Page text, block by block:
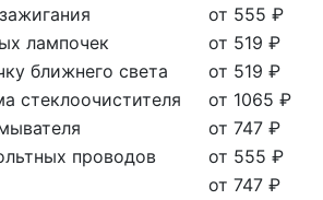
от 555 ₽
лампочек
от 519 ₽
ближнего света
от 519 ₽
стеклоочистителя
от 1065 ₽
от 747 ₽
проводов
от 555 ₽
от 747 ₽